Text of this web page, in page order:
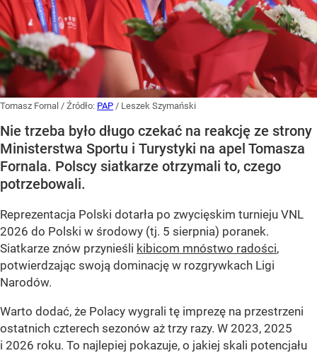
Tomasz Fornal / Źródło: PAP / Leszek Szymański
Nie trzeba było długo czekać na reakcję ze strony
Ministerstwa Sportu i Turystyki na apel Tomasza
Fornala. Polscy siatkarze otrzymali to, czego
potrzebowali.
Reprezentacja Polski dotarła po zwycięskim turnieju VNL
2026 do Polski w środowy (tj. 5 sierpnia) poranek.
Siatkarze znów przynieśli kibicom mnóstwo radości,
potwierdzając swoją dominację w rozgrywkach Ligi
Narodów.
Warto dodać, że Polacy wygrali tę imprezę na przestrzeni
ostatnich czterech sezonów aż trzy razy. W 2023, 2025
i 2026 roku. To najlepiej pokazuje, o jakiej skali potencjału